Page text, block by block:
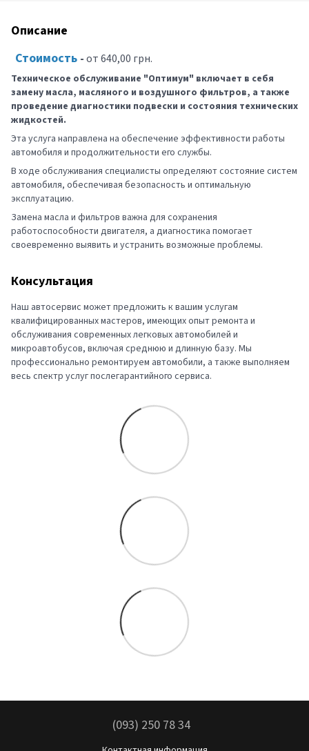
Описание
Стоимость -от 640,00 грн.
Техническое обслуживание "Оптимум" включает в себя
замену масла, масляного и воздушного фильтров, а также
проведение диагностики подвески и состояния технических
жидкостей.
Эта услуга направлена на обеспечение эффективности работы
автомобиля и продолжительности его службы.
В ходе обслуживания специалисты определяют состояние систем
автомобиля, обеспечивая безопасность и оптимальную
эксплуатацию.
Замена масла и фильтров важна для сохранения
работоспособности двигателя, а диагностика помогает
своевременно выявить и устранить возможные проблемы.
Консультация
Наш автосервис может предложить к вашим услугам
квалифицированных мастеров, имеющих опыт ремонта и
обслуживания современных легковых автомобилей и
микроавтобусов, включая среднюю и длинную базу. Мы
профессионально ремонтируем автомобили, а также выполняем
весь спектр услуг послегарантийного сервиса.
(093) 250 78 34